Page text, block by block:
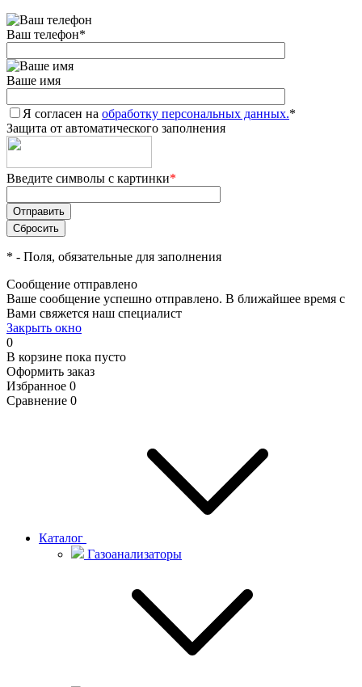
Ваш телефон*
Ваше имя
Я согласен на обработку персональных данных.*
Защита от автоматического заполнения
Введите символы с картинки*
* - Поля, обязательные для заполнения
Сообщение отправлено
Ваше сообщение успешно отправлено. В ближайшее время с
Вами свяжется наш специалист
Закрыть окно
0
В корзине пока пусто
Оформить заказ
Избранное 0
Сравнение 0
Каталог
Газоанализаторы